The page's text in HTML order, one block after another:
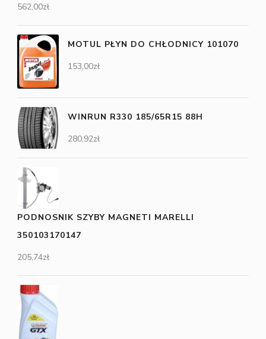
562,00zł
MOTUL PŁYN DO CHŁODNICY 101070
153,00zł
WINRUN R330 185/65R15 88H
280,92zł
PODNOSNIK SZYBY MAGNETI MARELLI
350103170147
205,74zł